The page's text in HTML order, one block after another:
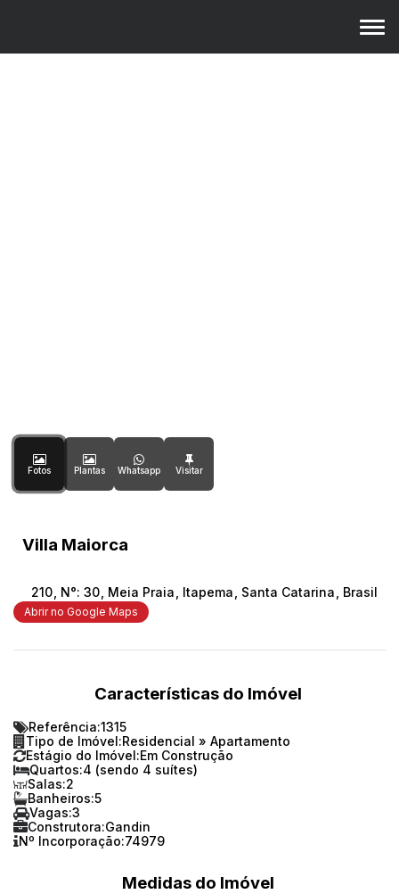
Fotos Plantas Whatsapp
Villa Maiorca
210 N°: 30 Meia Praia Itapema Santa Catarina Brasil
Abrir no Google Maps
Características do Imóvel
Referência:1315
Tipo de Imóvel:Residencial » Apartamento
Estágio do Imóvel:Em Construção
Quartos:4 (sendo 4 suítes)
Salas:2
Banheiros:5
Vagas:3
Construtora:Gandin
Nº Incorporação:74979
Medidas do Imóvel